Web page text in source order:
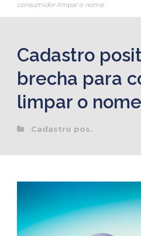
consumidor limpar o nome
Cadastro
brecha para
limpar o nome
Cadastro pos.